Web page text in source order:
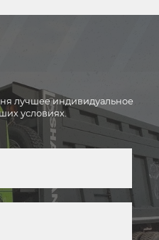
лучшее индивидуальное
условиях.